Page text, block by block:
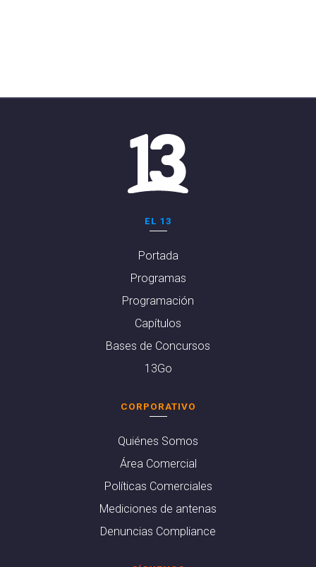
EL 13
Portada
Programas
Programación
Capítulos
Bases de Concursos
13Go
CORPORATIVO
Quiénes Somos
Área Comercial
Políticas Comerciales
Mediciones de antenas
Denuncias Compliance